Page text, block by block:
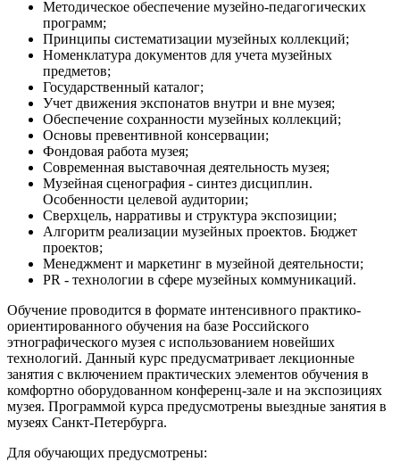
Методическое обеспечение музейно-педагогических
программ;
Принципы систематизации музейных коллекций;
Номенклатура документов для учета музейных
предметов;
Государственный каталог;
Учет движения экспонатов внутри и вне музея;
Обеспечение сохранности музейных коллекций;
Основы превентивной консервации;
Фондовая работа музея;
Современная выставочная деятельность музея;
Музейная сценография - синтез дисциплин.
Особенности целевой аудитории;
Сверхцель, нарративы и структура экспозиции;
Алгоритм реализации музейных проектов. Бюджет
проектов;
Менеджмент и маркетинг в музейной деятельности;
PR - технологии в сфере музейных коммуникаций.
Обучение проводится в формате интенсивного практико-
ориентированного обучения на базе Российского
этнографического музея с использованием новейших
технологий. Данный курс предусматривает лекционные
занятия с включением практических элементов обучения в
комфортно оборудованном конференц-зале и на экспозициях
музея. Программой курса предусмотрены выездные занятия в
музеях Санкт-Петербурга.
Для обучающих предусмотрены: